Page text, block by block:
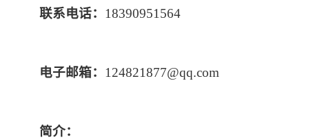
联系电话： 18390951564
电子邮箱： 124821877@qq.com
简介：